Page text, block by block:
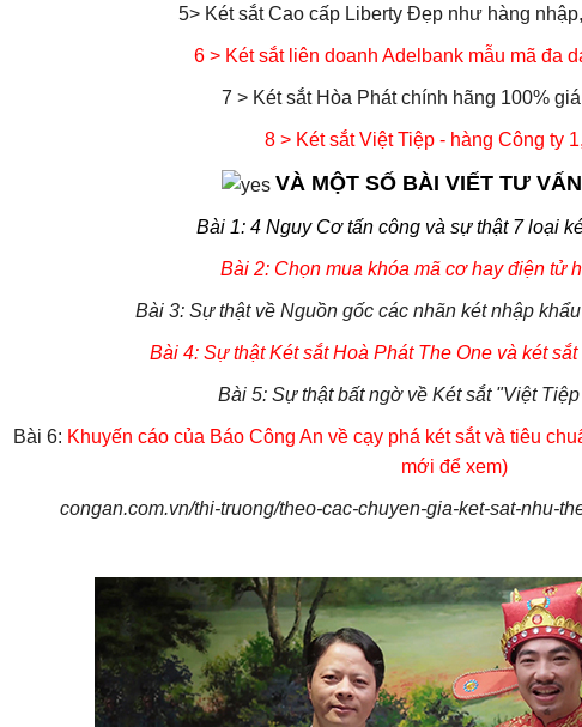
5> Két sắt Cao cấp Liberty Đẹp như hàng
6> Két sắt liên doanh Adelbank mẫu mã đa
7 > Két sắt Hòa Phát chính hãng 100%
8 > Két sắt Việt Tiệp - hàng Công ty
VÀ MỘT SỐ BÀI VIẾT TƯ
Bài 1: 4 Nguy Cơ tấn công và sự thật 7 loại
Bài 2: Chọn mua khóa mã cơ hay điện tử
Bài 3: Sự thật về Nguồn gốc các nhãn két nhập
Bài 4: Sự thật Két sắt Hoà Phát The One và két
Bài 5: Sự thật bất ngờ về Két sắt "Việt
Bài 6: Khuyến cáo của Báo Công An về cạy phá két sắt và tiêu
mới để xem)
congan.com.vn/thi-truong/theo-cac-chuyen-gia-ket-sat-nhu-